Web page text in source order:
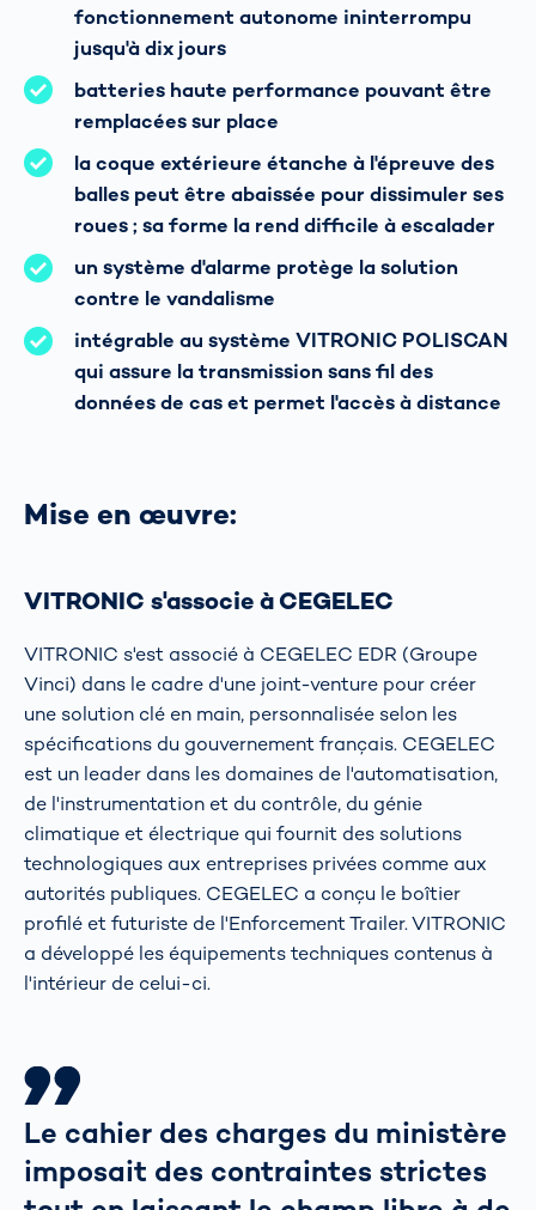
fonctionnement autonome ininterrompu
jusqu'à dix jours
batteries haute performance pouvant être
remplacées sur place
la coque extérieure étanche à l'épreuve des
balles peut être abaissée pour dissimuler ses
roues ; sa forme la rend difficile à escalader
un système d'alarme protège la solution
contre le vandalisme
intégrable au système VITRONIC POLISCAN
qui assure la transmission sans fil des
données de cas et permet l'accès à distance
Mise en œuvre:
VITRONIC s'associe à CEGELEC
VITRONIC s'est associé à CEGELEC EDR (Groupe
Vinci) dans le cadre d'une joint-venture pour créer
une solution clé en main, personnalisée selon les
spécifications du gouvernement français. CEGELEC
est un leader dans les domaines de l'automatisation,
de l'instrumentation et du contrôle, du génie
climatique et électrique qui fournit des solutions
technologiques aux entreprises privées comme aux
autorités publiques. CEGELEC a conçu le boîtier
profilé et futuriste de l'Enforcement Trailer. VITRONIC
a développé les équipements techniques contenus à
l'intérieur de celui-ci.
Le cahier des charges du ministère
imposait des contraintes strictes